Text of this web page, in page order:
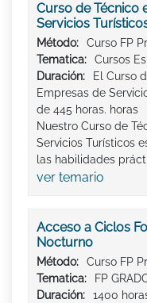
Curso de Técnico
Servicios
Método:
Curso FP
Tematica:
Cursos
Duración:
El Curso
Empresas de
de 445 horas. horas
Nuestro Curso de
Servicios Turísticos
las habilidades
ver temario
Acceso a Ciclos
Nocturno
Método:
Curso FP
Tematica:
FP
Duración:
1400